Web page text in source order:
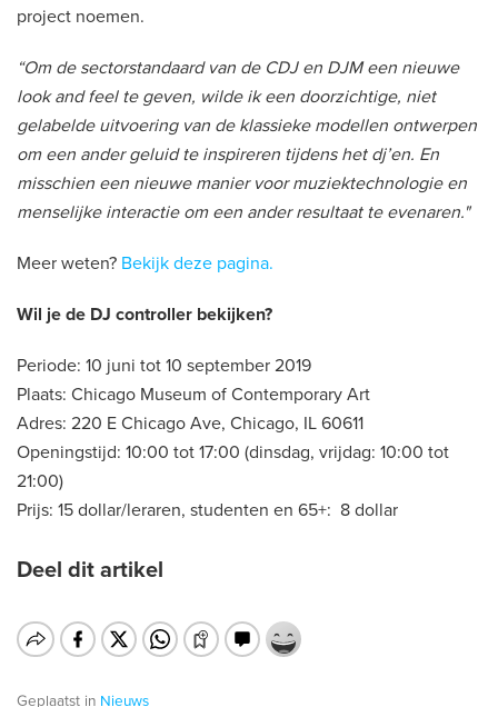
project noemen.
“Om de sectorstandaard van de CDJ en DJM een nieuwe
look and feel te geven, wilde ik een doorzichtige, niet
gelabelde uitvoering van de klassieke modellen ontwerpen
om een ander geluid te inspireren tijdens het dj’en. En
misschien een nieuwe manier voor muziektechnologie en
menselijke interactie om een ander resultaat te evenaren."
Meer weten? Bekijk deze pagina.
Wil je de DJ controller bekijken?
Periode: 10 juni tot 10 september 2019
Plaats: Chicago Museum of Contemporary Art
Adres: 220 E Chicago Ave, Chicago, IL 60611
Openingstijd: 10:00 tot 17:00 (dinsdag, vrijdag: 10:00 tot
21:00)
Prijs: 15 dollar/leraren, studenten en 65+: 8 dollar
Deel dit artikel
Geplaatst in Nieuws